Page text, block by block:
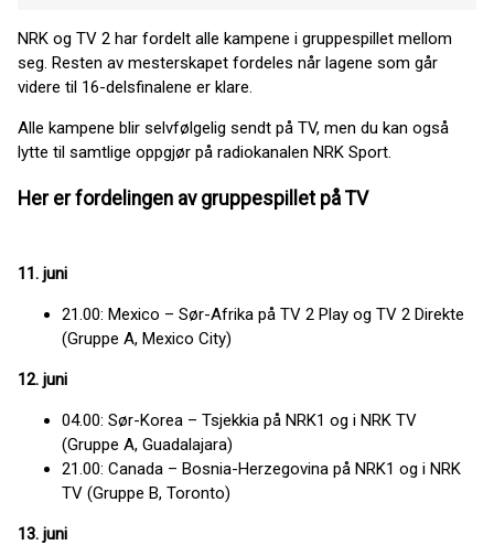
NRK og TV 2 har fordelt alle kampene i gruppespillet mellom
seg. Resten av mesterskapet fordeles når lagene som går
videre til 16-delsfinalene er klare.
Alle kampene blir selvfølgelig sendt på TV, men du kan også
lytte til samtlige oppgjør på radiokanalen NRK Sport.
Her er fordelingen av gruppespillet på TV
11. juni
21.00: Mexico – Sør-Afrika på TV 2 Play og TV 2 Direkte
(Gruppe A, Mexico City)
12. juni
04.00: Sør-Korea – Tsjekkia på NRK1 og i NRK TV
(Gruppe A, Guadalajara)
21.00: Canada – Bosnia-Herzegovina på NRK1 og i NRK
TV (Gruppe B, Toronto)
13. juni